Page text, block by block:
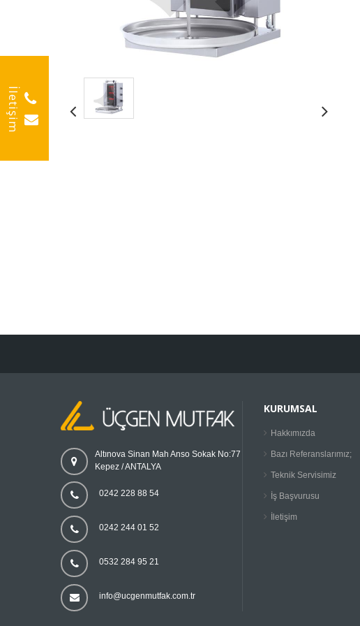
Altınova Sinan Mah Anso Sokak No:77
Kepez / ANTALYA
0242 228 88 54
0242 244 01 52
0532 284 95 21
info@ucgenmutfak.com.tr
KURUMSAL
Hakkımızda
Bazı Referanslarımız;
Teknik Servisimiz
İş Başvurusu
İletişim
İletişim